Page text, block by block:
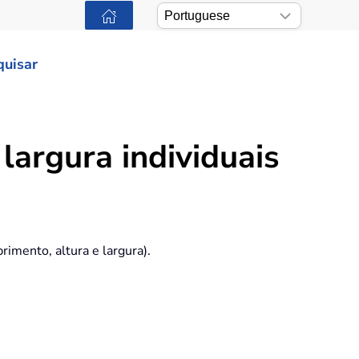
individuais
altura e largura).